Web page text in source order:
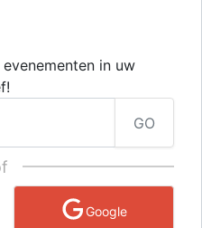
in uw
GO
Google